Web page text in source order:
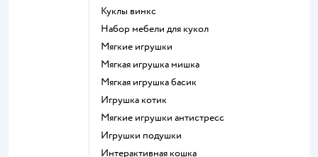
Куклы винкс
Набор мебели для кукол
Мягкие игрушки
Мягкая игрушка мишка
Мягкая игрушка басик
Игрушка котик
Мягкие игрушки антистресс
Игрушки подушки
Интерактивная кошка